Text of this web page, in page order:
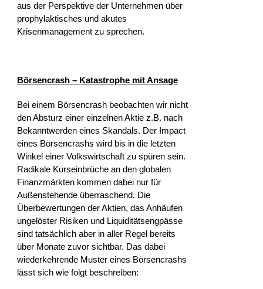
aus der Perspektive der Unternehmen über
prophylaktisches und akutes
Krisenmanagement zu sprechen.
Börsencrash – Katastrophe mit Ansage
Bei einem Börsencrash beobachten wir nicht
den Absturz einer einzelnen Aktie z.B. nach
Bekanntwerden eines Skandals. Der Impact
eines Börsencrashs wird bis in die letzten
Winkel einer Volkswirtschaft zu spüren sein.
Radikale Kurseinbrüche an den globalen
Finanzmärkten kommen dabei nur für
Außenstehende überraschend. Die
Überbewertungen der Aktien, das Anhäufen
ungelöster Risiken und Liquiditätsengpässe
sind tatsächlich aber in aller Regel bereits
über Monate zuvor sichtbar. Das dabei
wiederkehrende Muster eines Börsencrashs
lässt sich wie folgt beschreiben: